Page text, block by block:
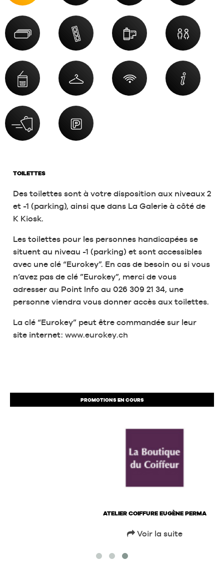
TOILETTES
Des toilettes sont à votre disposition aux niveaux 2
et -1 (parking), ainsi que dans La Galerie à côté de
K Kiosk.
Les toilettes pour les personnes handicapées se
situent au niveau -1 (parking) et sont accessibles
avec une clé “Eurokey”. En cas de besoin ou si vous
n’avez pas de clé ”Eurokey”, merci de vous
adresser au Point Info au 026 309 21 34, une
personne viendra vous donner accès aux toilettes.
La clé “Eurokey” peut être commandée sur leur
site internet: www.eurokey.ch
PROMOTIONS EN COURS
ATELIER COIFFURE EUGÈNE PERMA
Voir la suite